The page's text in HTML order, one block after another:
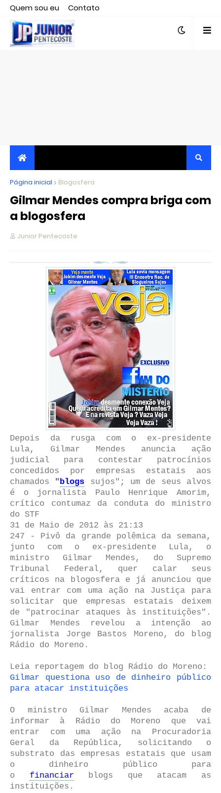
Quem sou eu
Contato
Editor responsável, jornalista Clovis Almeida.
JORNALISMO INDEPENDENTE, TRANSPARENTE E
CRÍTICO
Página inicial Blogosfera
Gilmar Mendes compra briga com
a blogosfera
Junior Pentecoste
Depois da rusga com o ex-presidente
Lula, Gilmar Mendes anuncia ação
judicial para contestar patrocínios
concedidos por empresas estatais aos
chamados "blogs
sujos"; um de seus alvos
é o jornalista Paulo Henrique Amorim,
crítico contumaz da conduta do ministro
do STF
31 de Maio de 2012 às 21:13
247 - Pivô da grande polêmica da semana,
junto com o ex-presidente Lula, o
ministro Gilmar Mendes, do Supremo
Tribunal Federal, quer calar seus
críticos na blogosfera e já anunciou que
vai entrar com uma ação na Justiça para
solicitar que empresas estatais deixem
de "patrocinar ataques às instituições".
Gilmar Mendes revelou a intenção ao
jornalista Jorge Bastos Moreno, do blog
Rádio do Moreno.
Leia reportagem do blog Rádio do Moreno:
Gilmar questiona uso de dinheiro público
para atacar instituições
O ministro Gilmar Mendes acaba de
informar à Rádio do Moreno que vai
entrar com uma ação na Procuradoria
Geral da República, solicitando o
substrato das empresas estatais que usam
o dinheiro público para
o
financiar
blogs que atacam as
instituições.